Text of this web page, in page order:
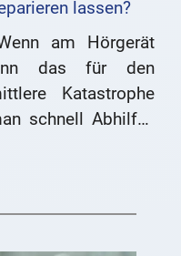
lassen?
am Hörgerät
das für den
Katastrophe
schnell Abhilfe?
Gibt es
Thema